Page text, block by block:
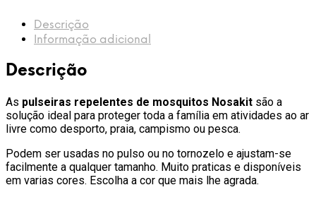
até
180h
Descrição
Informação adicional
Descrição
As pulseiras repelentes de mosquitos Nosakit são a
solução ideal para proteger toda a família em atividades ao ar
livre como desporto, praia, campismo ou pesca.
Podem ser usadas no pulso ou no tornozelo e ajustam-se
facilmente a qualquer tamanho. Muito praticas e disponíveis
em varias cores. Escolha a cor que mais lhe agrada.